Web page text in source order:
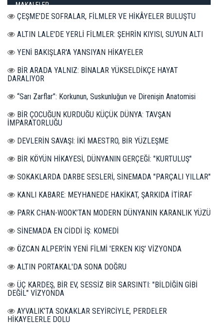
MAKALELER
ÇEŞME'DE SOFRALAR, FİLMLER VE HİKÂYELER BULUŞTU
ALTIN LALE'DE YERLİ FİLMLER: ŞEHRİN KIYISI, SUYUN ALTI
YENİ BAKIŞLAR'A YANSIYAN HİKAYELER
BİR ARADA YALNIZ: BİNALAR YÜKSELDİKÇE HAYAT
DARALIYOR
“Sarı Zarflar”: Korkunun, Suskunluğun ve Direnişin Anatomisi
BİR ÇOCUĞUN KURDUĞU KÜÇÜK DÜNYA: TAVŞAN
İMPARATORLUĞU
DEVLERİN SAVAŞI: İKİ MAESTRO, BİR YÜZLEŞME
BİR KÖYÜN HİKAYESİ, DÜNYANIN GERÇEĞİ: "KURTULUŞ"
SOKAKLARDA DARBE SESLERİ, SİNEMADA "PARÇALI YILLAR"
KANLI KABARE: MEYHANEDE HAKİKAT, ŞARKIDA İTİRAF
PARK CHAN-WOOK’TAN MODERN DÜNYANIN KARANLIK YÜZÜ
SİNEMADA EN CİDDİ İŞ: KOMEDİ
ÖZCAN ALPER'İN YENİ FİLMİ 'ERKEN KIŞ' VİZYONDA
ALTIN PORTAKAL'DA SONA DOĞRU
ÜÇ KARDEŞ, BİR EV, SESSİZ BİR SARSINTI: "BİLDİĞİN GİBİ
DEĞİL" VİZYONDA
AYVALIK'TA SOKAKLAR SEYİRCİYLE, PERDELER
HİKAYELERLE DOLU